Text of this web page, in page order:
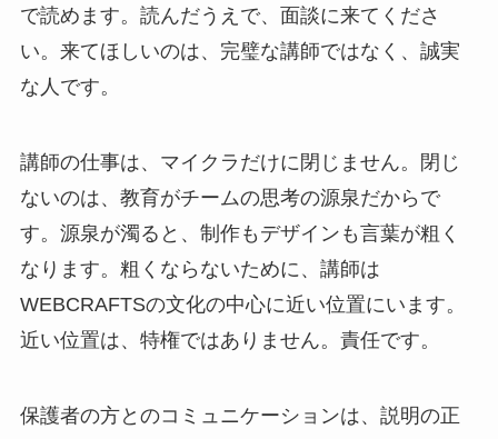
で読めます。読んだうえで、面談に来てくださ
い。来てほしいのは、完璧な講師ではなく、誠実
な人です。
講師の仕事は、マイクラだけに閉じません。閉じ
ないのは、教育がチームの思考の源泉だからで
す。源泉が濁ると、制作もデザインも言葉が粗く
なります。粗くならないために、講師は
WEBCRAFTSの文化の中心に近い位置にいます。
近い位置は、特権ではありません。責任です。
保護者の方とのコミュニケーションは、説明の正